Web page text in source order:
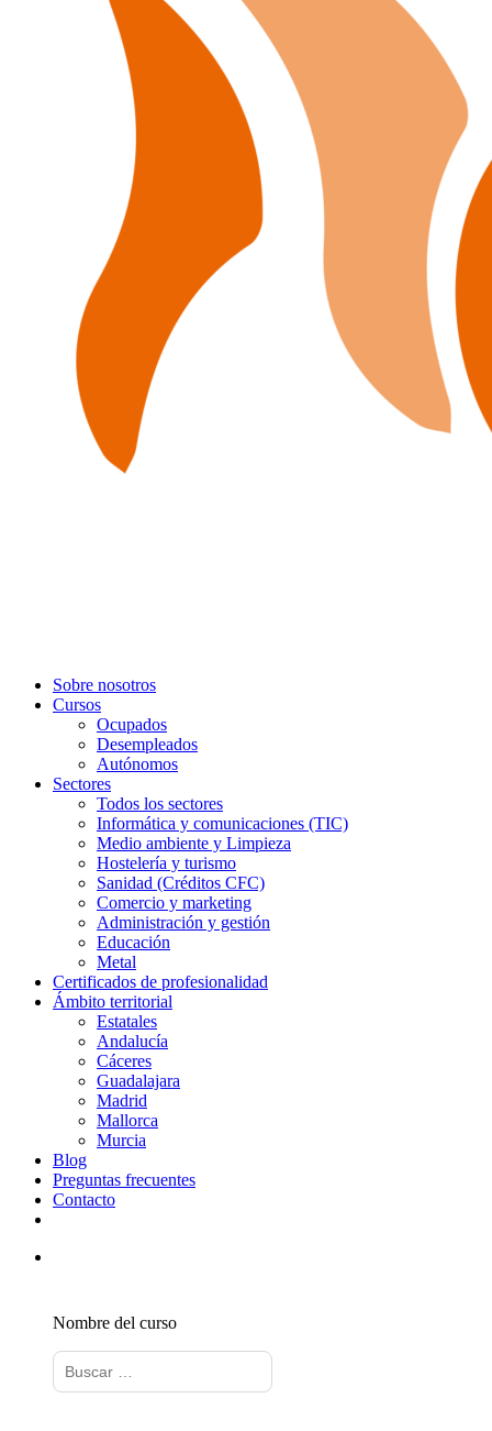
Sobre nosotros
Cursos
Ocupados
Desempleados
Autónomos
Sectores
Todos los sectores
Informática y comunicaciones (TIC)
Medio ambiente y Limpieza
Hostelería y turismo
Sanidad (Créditos CFC)
Comercio y marketing
Administración y gestión
Educación
Metal
Certificados de profesionalidad
Ámbito territorial
Estatales
Andalucía
Cáceres
Guadalajara
Madrid
Mallorca
Murcia
Blog
Preguntas frecuentes
Contacto
Nombre del curso